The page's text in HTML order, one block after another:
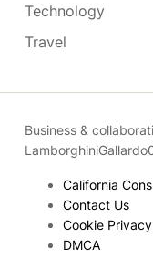
Technology
Travel
Business &
California
Contact Us
Cookie
DMCA